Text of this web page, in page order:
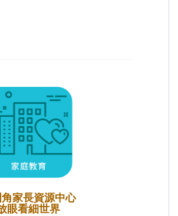
家長資源中心
眼看細世界